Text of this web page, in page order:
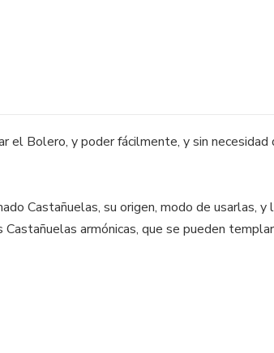
el Bolero, y poder fácilmente, y sin
Castañuelas, su origen, modo de usarlas,
armónicas, que se pueden